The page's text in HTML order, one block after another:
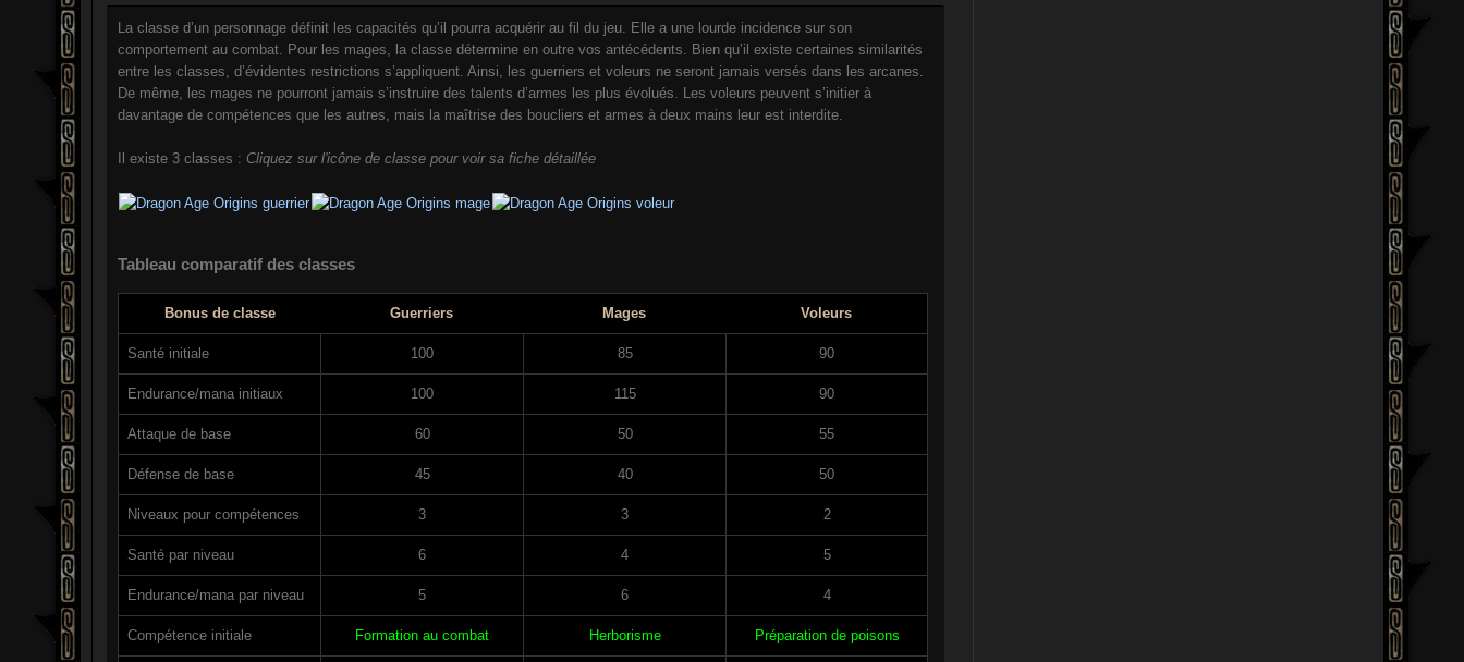
La classe d’un personnage définit les capacités qu’il pourra acquérir au fil du jeu. Elle a une lourde incidence sur son
comportement au combat. Pour les mages, la classe détermine en outre vos antécédents. Bien qu’il existe certaines similarités
entre les classes, d’évidentes restrictions s’appliquent. Ainsi, les guerriers et voleurs ne seront jamais versés dans les arcanes.
De même, les mages ne pourront jamais s’instruire des talents d’armes les plus évolués. Les voleurs peuvent s’initier à
davantage de compétences que les autres, mais la maîtrise des boucliers et armes à deux mains leur est interdite.
Il existe 3 classes : Cliquez sur l'icône de classe pour voir sa fiche détaillée
Tableau comparatif des classes
Bonus de classe Guerriers Mages Voleurs
Santé initiale 100 85 90
Endurance/mana initiaux 100 115 90
Attaque de base 60 50 55
Défense de base 45 40 50
Niveaux pour compétences 3 3 2
Santé par niveau 6 4 5
Endurance/mana par niveau 5 6 4
Compétence initiale Formation au combat Herborisme Préparation de poisons